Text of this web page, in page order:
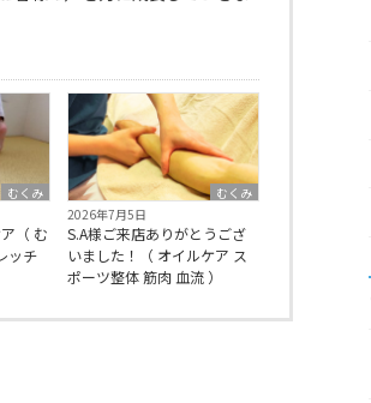
むくみ
（ む
ッチ
むくみ
2026年7月5日
S.A様ご来店ありがとうござ
いました！（ オイルケア ス
ポーツ整体 筋肉 血流 ）